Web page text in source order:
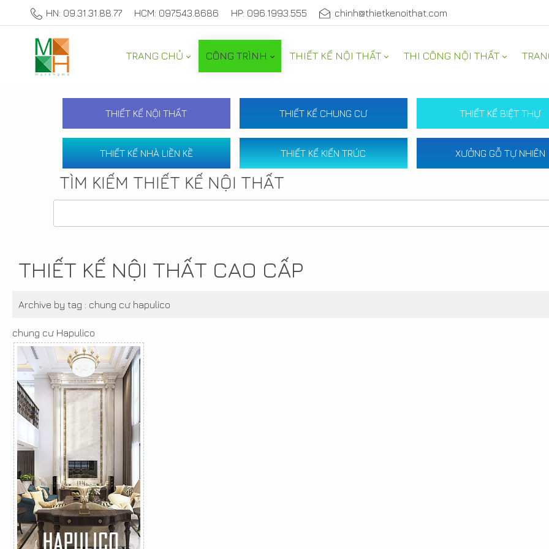
HN: 09.31.31.88.77 HCM: 097.543.8686 HP: 096.1993.555 chinh@thietkenoithat.com
TRANG CHỦ CÔNG TRÌNH THIẾT KẾ NỘI THẤT THI CÔNG NỘI THẤT
THIẾT KẾ NỘI THẤT THIẾT KẾ CHUNG CƯ THIẾT KẾ BIỆT THỰ
THIẾT KẾ NHÀ LIỀN KỀ THIẾT KẾ KIẾN TRÚC XƯỞNG GỖ TỰ NHIÊN
TÌM KIẾM THIẾT KẾ NỘI THẤT
THIẾT KẾ NỘI THẤT CAO CẤP
Archive by tag : chung cư hapulico
chung cư Hapulico